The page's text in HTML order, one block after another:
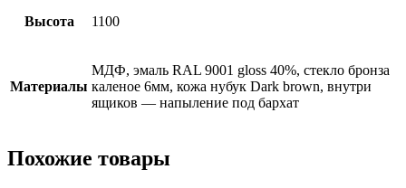
Высота 1100
Материалы
МДФ, эмаль RAL 9001 gloss 40%, стекло бронза
каленое 6мм, кожа нубук Dark brown, внутри
ящиков — напыление под бархат
Похожие товары